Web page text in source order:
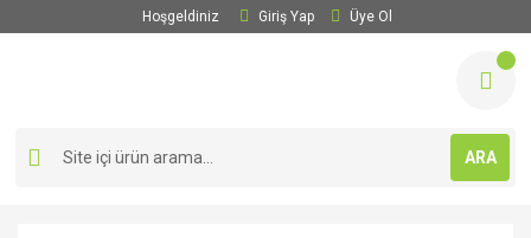
Hoşgeldiniz Giriş Yap Üye Ol
ARA